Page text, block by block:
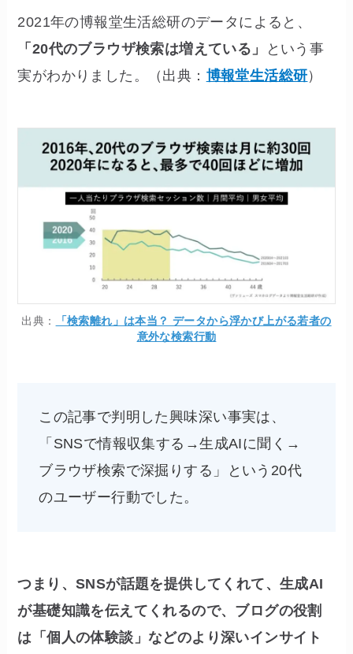
2021年の博報堂生活総研のデータによると、
「20代のブラウザ検索は増えている」
という事
実がわかりました。（出典： 博報堂生活総研）
出典：
「検索離れ」は本当？ データから浮かび上がる若者の
意外な検索行動
この記事で判明した興味深い事実は、
「SNSで情報収集する→生成AIに聞く→
ブラウザ検索で深掘りする」という20代
のユーザー行動でした。
つまり、SNSが話題を提供してくれて、生成AI
が基礎知識を伝えてくれるので、ブログの役割
は「個人の体験談」などのより深いインサイト